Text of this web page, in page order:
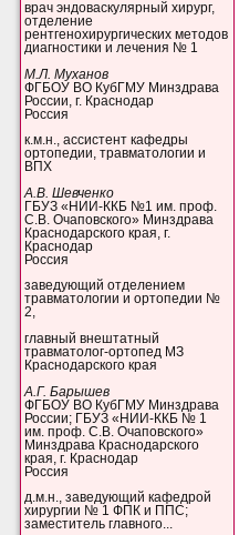
врач эндоваскулярный хирург,
отделение
рентгенохирургических методов
диагностики и лечения № 1
М.Л. Муханов
ФГБОУ ВО КубГМУ Минздрава
России, г. Краснодар
Россия
к.м.н., ассистент кафедры
ортопедии, травматологии и
ВПХ
А.В. Шевченко
ГБУЗ «НИИ-ККБ №1 им. проф.
С.В. Очаповского» Минздрава
Краснодарского края, г.
Краснодар
Россия
заведующий отделением
травматологии и ортопедии №
2,
главный внештатный
травматолог-ортопед МЗ
Краснодарского края
А.Г. Барышев
ФГБОУ ВО КубГМУ Минздрава
России; ГБУЗ «НИИ-ККБ № 1
им. проф. С.В. Очаповского»
Минздрава Краснодарского
края, г. Краснодар
Россия
д.м.н., заведующий кафедрой
хирургии № 1 ФПК и ППС;
заместитель главного...